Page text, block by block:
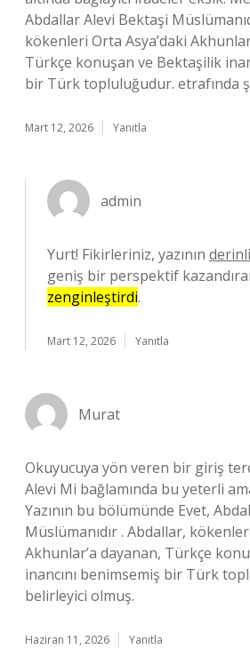
Abdallar Alevi Bektaşi
kökenleri Orta Asya’daki
Türkçe konuşan ve Bektaşilik
bir Türk topluluğudur. etrafında
Mart 12, 2026 Yanıtla
admin
Yurt! Fikirleriniz, yazının
geniş bir perspektif
zenginleştirdi.
Mart 12, 2026 Yanıtla
Murat
Okuyucuya yön veren bir giriş
Alevi Mi bağlamında bu yeterli
Yazının bu bölümünde Evet,
Müslümanıdır . Abdallar,
Akhunlar’a dayanan, Türkçe
inancını benimsemiş bir Türk
belirleyici olmuş.
Haziran 11, 2026 Yanıtla